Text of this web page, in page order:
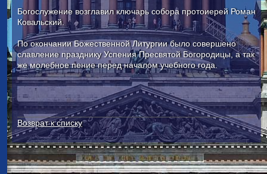
Богослужение возглавил ключарь собора протоиерей Роман
Ковальский.
По окончании Божественной Литургии было совершено
славление празднику Успения Пресвятой Богородицы, а так
же молебное пение перед началом учебного года.
Возврат к списку